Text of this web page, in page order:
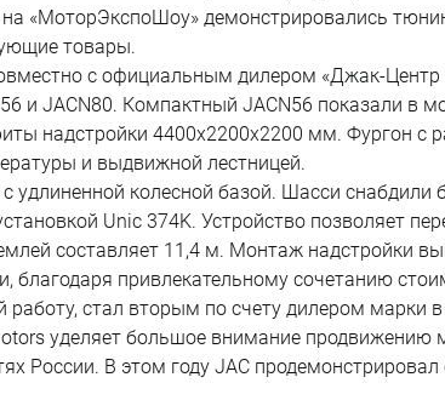
«МоторЭкспоШоу» демонстрировались
товары.
с официальным дилером «Джак-
и JACN80. Компактный JACN56 показали в
надстройки 4400х2200х2200 мм. Фургон
и выдвижной лестницей.
удлиненной колесной базой. Шасси
Unic 374K. Устройство позволяет
составляет 11,4 м. Монтаж надстройки
благодаря привлекательному сочетанию
стал вторым по счету дилером марки
уделяет большое внимание
России. В этом году JAC